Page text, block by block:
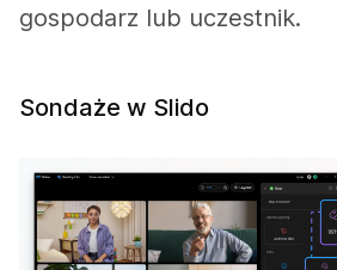
gospodarz lub uczestnik.
Sondaże w Slido